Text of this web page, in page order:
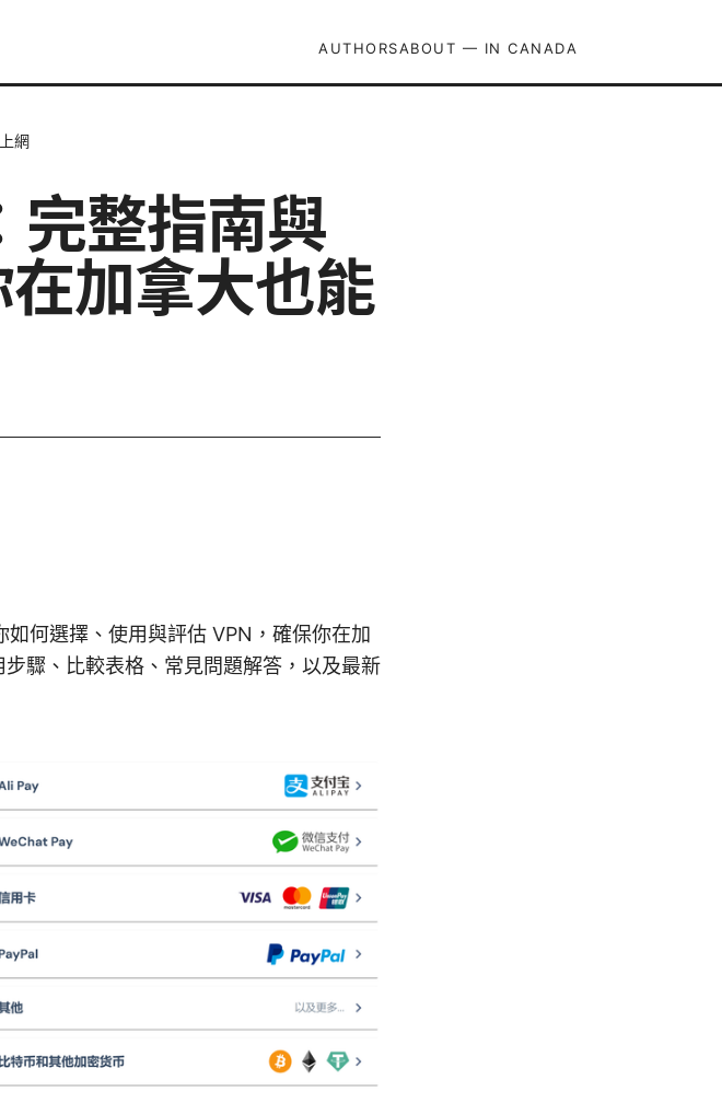
AUTHORSABOUT — IN CANADA
網
完整指南與
加拿大也能
何選擇、使用與評估 VPN，確保你在加
驟、比較表格、常見問題解答，以及最新